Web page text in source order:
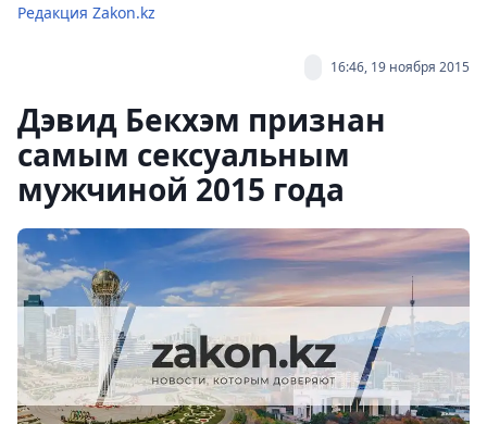
Редакция Zakon.kz
16:46, 19 ноября 2015
Дэвид Бекхэм признан
самым сексуальным
мужчиной 2015 года